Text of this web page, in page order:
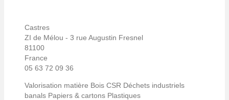
Castres
ZI de Mélou - 3 rue Augustin Fresnel
81100
France
05 63 72 09 36
Valorisation matière Bois CSR Déchets industriels
banals Papiers & cartons Plastiques